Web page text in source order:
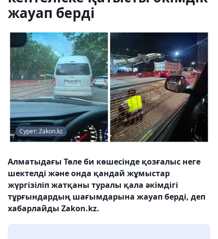
жауап берді
Сурет: Zakon.kz
Алматыдағы Төле би көшесінде қозғалыс неге
шектелді және онда қандай жұмыстар
жүргізіліп жатқаны туралы қала әкімдігі
тұрғындардың шағымдарына жауап берді, деп
хабарлайды Zakon.kz.